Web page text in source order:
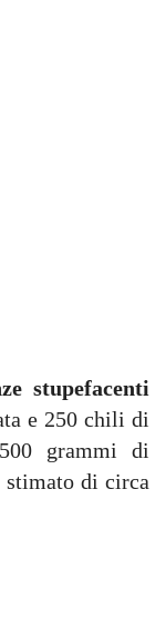
stupefacenti
e 250 chili di
grammi di
di circa